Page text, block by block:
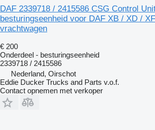
DAF 2339718 / 2415586 CSG Control
besturingseenheid voor DAF XB / XD /
vrachtwagen
€ 200
Onderdeel - besturingseenheid
2339718 / 2415586
Nederland, Oirschot
Eddie Ducker Trucks and Parts v.o.f.
Contact opnemen met verkoper